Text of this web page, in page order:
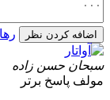
اضافه کردن نظر
سبحان حسن زاده
مولف پاسخ برتر